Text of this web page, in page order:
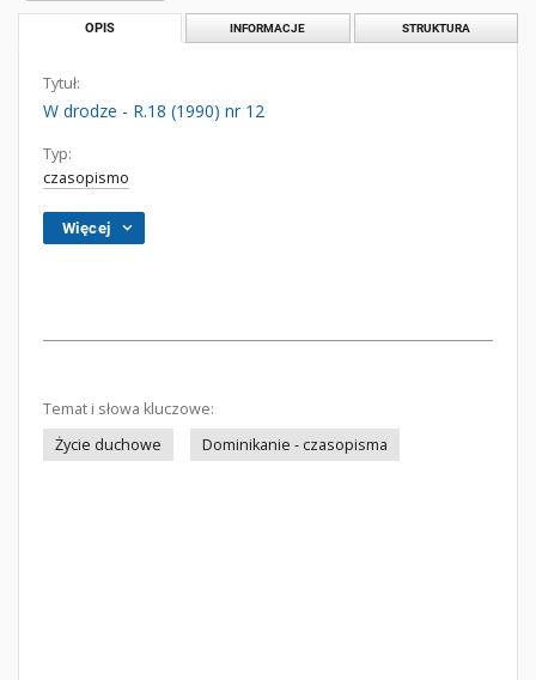
OPIS INFORMACJE STRUKTURA
Tytuł:
W drodze - R.18 (1990) nr 12
Typ:
czasopismo
Więcej
Temat i słowa kluczowe:
Życie duchowe
Dominikanie - czasopisma